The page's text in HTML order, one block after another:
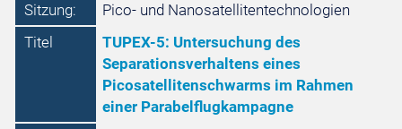
Sitzung:
Pico- und Nanosatellitentechnologien
Titel
TUPEX-5: Untersuchung des
Separationsverhaltens eines
Picosatellitenschwarms im Rahmen
einer Parabelflugkampagne